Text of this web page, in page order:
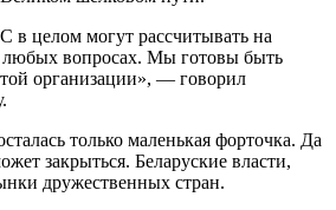
целом могут рассчитывать на
любых вопросах. Мы готовы быть
организации», — говорил
только маленькая форточка. Да
закрыться. Беларуские власти,
дружественных стран.